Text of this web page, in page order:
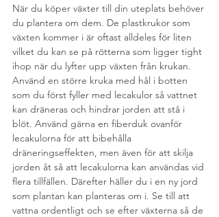
När du köper växter till din uteplats behöver
du plantera om dem. De plastkrukor som
växten kommer i är oftast alldeles för liten
vilket du kan se på rötterna som ligger tight
ihop när du lyfter upp växten från krukan.
Använd en större kruka med hål i botten
som du först fyller med lecakulor så vattnet
kan dräneras och hindrar jorden att stå i
blöt. Använd gärna en fiberduk ovanför
lecakulorna för att bibehålla
dräneringseffekten, men även för att skilja
jorden åt så att lecakulorna kan användas vid
flera tillfällen. Därefter häller du i en ny jord
som plantan kan planteras om i. Se till att
vattna ordentligt och se efter växterna så de